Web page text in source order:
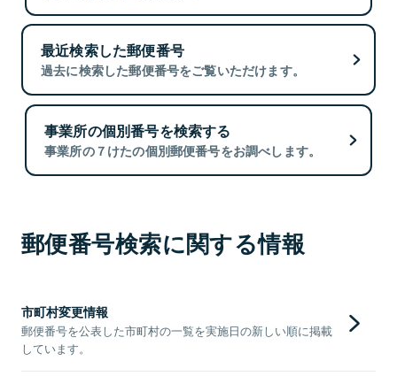
最近検索した郵便番号
過去に検索した郵便番号をご覧いただけます。
事業所の個別番号を検索する
事業所の７けたの個別郵便番号をお調べします。
郵便番号検索に関する情報
市町村変更情報
郵便番号を公表した市町村の一覧を実施日の新しい順に掲載
しています。